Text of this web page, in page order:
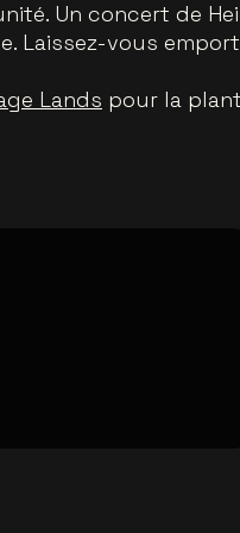
Un concert de
Laissez-vous
Lands pour la